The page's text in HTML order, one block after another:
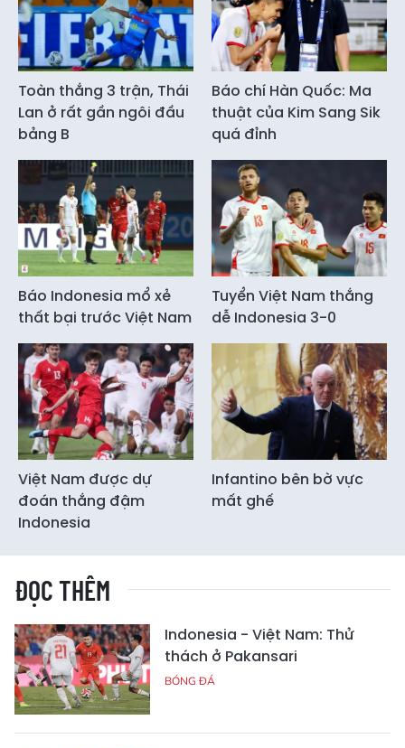
Toàn thắng 3 trận, Thái
Lan ở rất gần ngôi đầu
bảng B
Báo chí Hàn Quốc: Ma
thuật của Kim Sang Sik
quá đỉnh
Báo Indonesia mổ xẻ
thất bại trước Việt Nam
Tuyển Việt Nam thắng
dễ Indonesia 3-0
Việt Nam được dự
đoán thắng đậm
Indonesia
Infantino bên bờ vực
mất ghế
ĐỌC THÊM
Indonesia - Việt Nam: Thử
thách ở Pakansari
BÓNG ĐÁ